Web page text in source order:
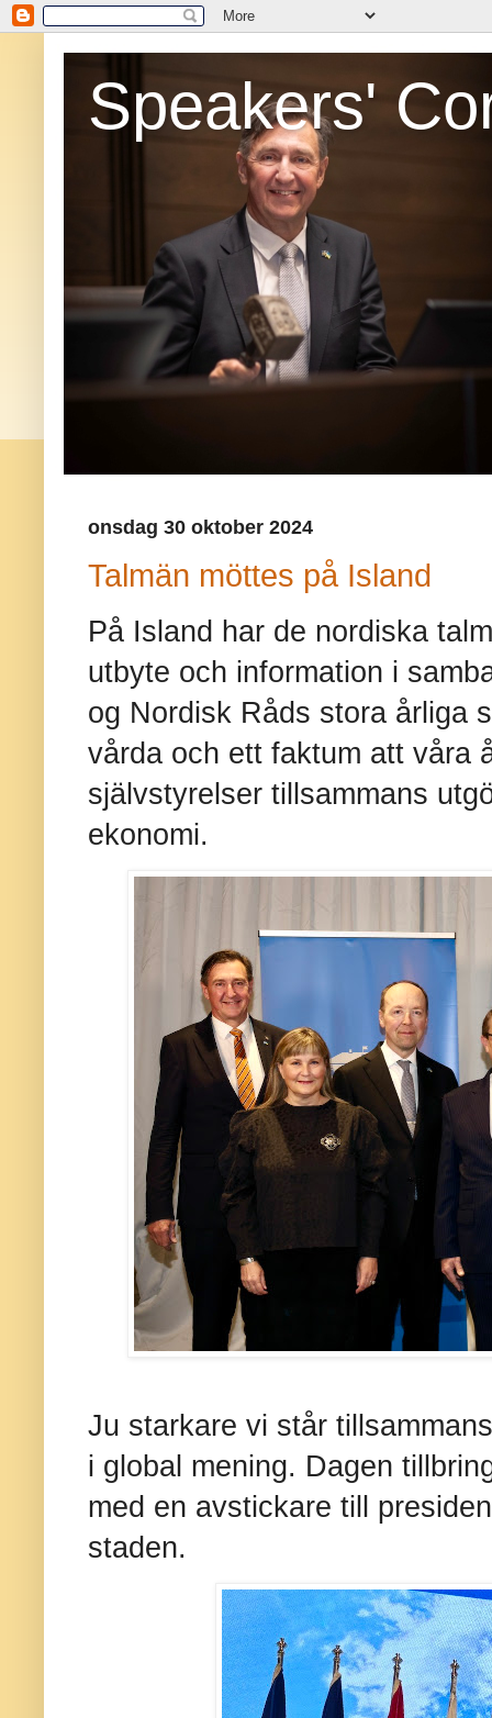
Speakers'
onsdag 30 oktober 2024
Talmän möttes på Island
På Island har de nordiska
utbyte och information i
og Nordisk Råds stora årliga
vårda och ett faktum att våra
självstyrelser tillsammans
ekonomi.
Ju starkare vi står
i global mening. Dagen
med en avstickare till
staden.